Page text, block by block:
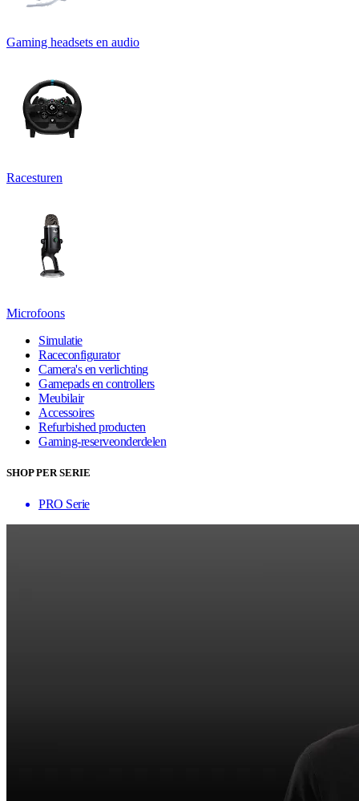
Gaming headsets en audio
Racesturen
Microfoons
Simulatie
Raceconfigurator
Camera's en verlichting
Gamepads en controllers
Meubilair
Accessoires
Refurbished producten
Gaming-reserveonderdelen
SHOP PER SERIE
PRO Serie